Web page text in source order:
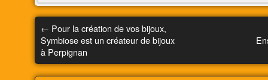
← Pour la création de vos bijoux,
Symbiose est un créateur de bijoux
à Perpignan